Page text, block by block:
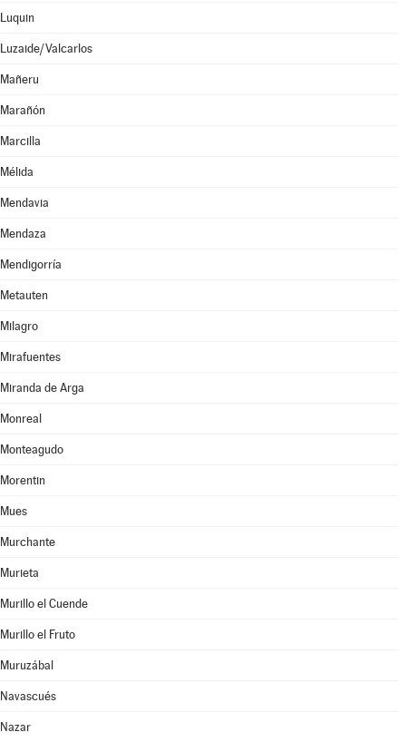
Luquin
Luzaide/Valcarlos
Mañeru
Marañón
Marcilla
Mélida
Mendavia
Mendaza
Mendigorría
Metauten
Milagro
Mirafuentes
Miranda de Arga
Monreal
Monteagudo
Morentin
Mues
Murchante
Murieta
Murillo el Cuende
Murillo el Fruto
Muruzábal
Navascués
Nazar